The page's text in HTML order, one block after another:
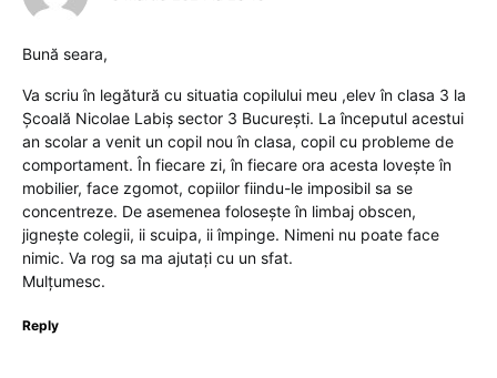
Bună seara,
Va scriu în legătură cu situatia copilului meu ,elev în clasa 3 la
Școală Nicolae Labiș sector 3 București. La începutul acestui
an scolar a venit un copil nou în clasa, copil cu probleme de
comportament. În fiecare zi, în fiecare ora acesta lovește în
mobilier, face zgomot, copiilor fiindu-le imposibil sa se
concentreze. De asemenea folosește în limbaj obscen,
jignește colegii, ii scuipa, ii împinge. Nimeni nu poate face
nimic. Va rog sa ma ajutați cu un sfat.
Mulțumesc.
Reply